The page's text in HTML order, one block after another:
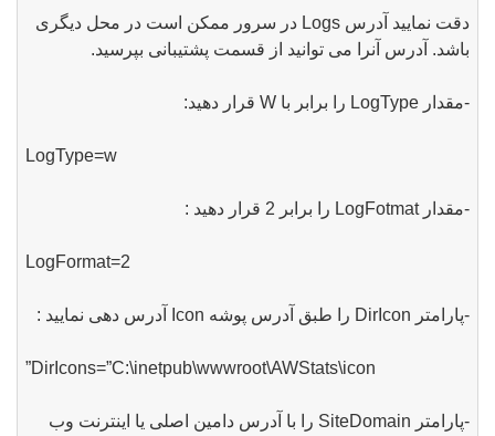
دقت نمایید آدرس Logs در سرور ممکن است در محل دیگری
باشد. آدرس آنرا می توانید از قسمت پشتیبانی بپرسید.
-مقدار LogType را برابر با W قرار دهید:
LogType=w
-مقدار LogFotmat را برابر 2 قرار دهید :
LogFormat=2
-پارامتر DirIcon را طبق آدرس پوشه Icon آدرس دهی نمایید :
DirIcons=”C:\inetpub\wwwroot\AWStats\icon”
-پارامتر SiteDomain را با آدرس دامین اصلی یا اینترنت وب